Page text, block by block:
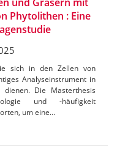
Phytolithen : Eine
sich in den Zellen von
Analyseinstrument in
dienen. Die Masterthesis
und -häufigkeit
um eine…